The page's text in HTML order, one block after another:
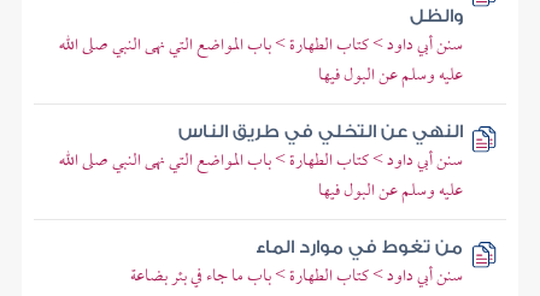
والظل
سنن أبي داود > كتاب الطهارة > باب المواضع التي نهى النبي صلى الله
عليه وسلم عن البول فيها
النهي عن التخلي في طريق الناس
سنن أبي داود > كتاب الطهارة > باب المواضع التي نهى النبي صلى الله
عليه وسلم عن البول فيها
من تغوط في موارد الماء
سنن أبي داود > كتاب الطهارة > باب ما جاء في بئر بضاعة